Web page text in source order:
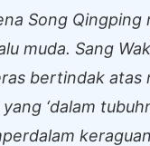
Song Qingping
muda. Sang
bertindak atas
‘dalam